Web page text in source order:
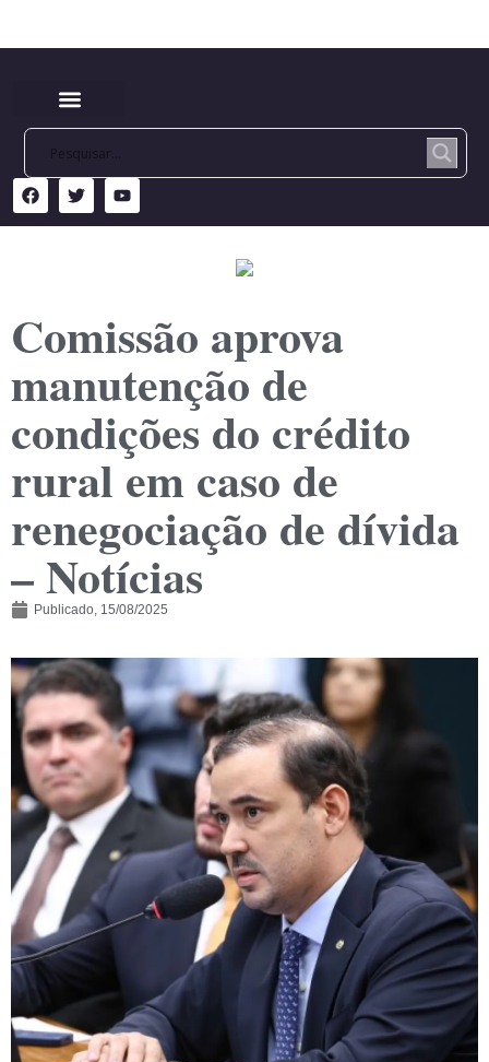
Comissão aprova
manutenção de
condições do crédito
rural em caso de
renegociação de dívida
– Notícias
Publicado, 15/08/2025